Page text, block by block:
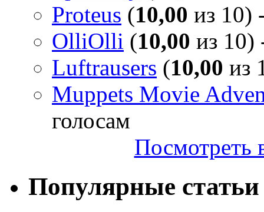
Proteus (10,00 из 10)
OlliOlli (10,00 из 10)
Luftrausers (10,00 из
Muppets Movie
голосам
Посмотреть
Популярные статьи